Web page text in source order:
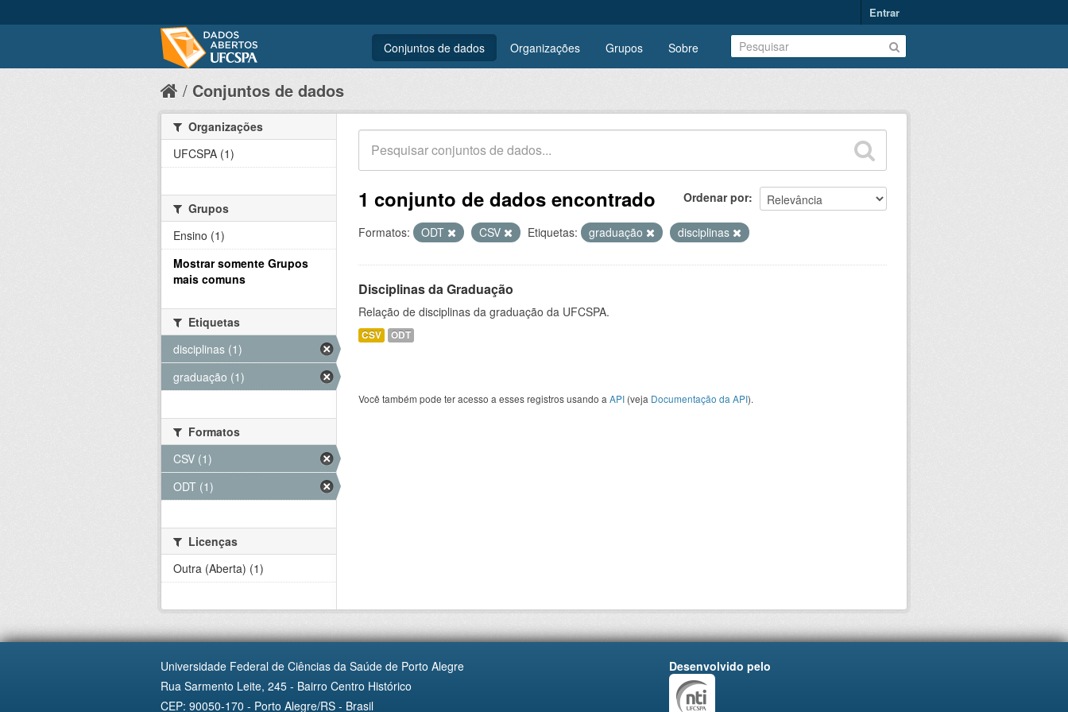
Entrar
Conjuntos de dados Organizações Grupos Sobre
Conjuntos de dados
Ordenar por
1 conjunto de dados encontrado
Formatos: ODT CSV Etiquetas: graduação disciplinas
Disciplinas da Graduação
Relação de disciplinas da graduação da UFCSPA.
CSV ODT
Você também pode ter acesso a esses registros usando a API (veja Documentação da API).
Organizações
UFCSPA (1)
Grupos
Ensino (1)
Mostrar somente Grupos
mais comuns
Etiquetas
disciplinas (1)
graduação (1)
Formatos
CSV (1)
ODT (1)
Licenças
Outra (Aberta) (1)
Universidade Federal de Ciências da Saúde de Porto Alegre
Rua Sarmento Leite, 245 - Bairro Centro Histórico
CEP: 90050-170 - Porto Alegre/RS - Brasil
Desenvolvido pelo